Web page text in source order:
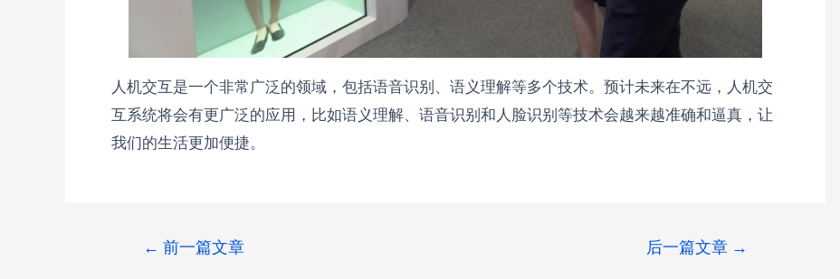
人机交互是一个非常广泛的领域，包括语音识别、语义理解等多个技术。预计未来在不远，人机交
互系统将会有更广泛的应用，比如语义理解、语音识别和人脸识别等技术会越来越准确和逼真，让
我们的生活更加便捷。
← 前一篇文章 后一篇文章 →